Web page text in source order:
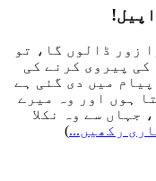
زور ڈالوں گا، تو
کی پیروی کرنے کی
میں دی گئی ہے
ہوں اور وہ میرے
جہاں سے وہ نکلا
رکھیں...)